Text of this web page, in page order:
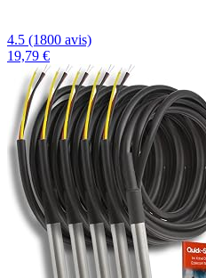
4.5 (1800 avis)
19,79 €